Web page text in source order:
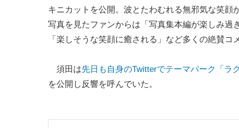
キニカットを公開。波とたわむれる無邪気な笑顔
写真を見たファンからは「写真集本編が楽しみ過
「楽しそうな笑顔に癒される」など多くの絶賛コ
須田は先日も自身のTwitterでテーマパーク「ラ
を公開し反響を呼んでいた。